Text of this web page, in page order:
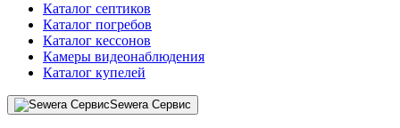
Каталог септиков
Каталог погребов
Каталог кессонов
Камеры видеонаблюдения
Каталог купелей
Sewera Сервис